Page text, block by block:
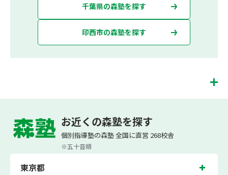
千葉県の森塾を探す
印西市の森塾を探す
ン中央校では、小学生は3科目（算数・英語・国語）[個別]とDOJO[集団]、中学生
は5科目（数学・英語・国語・理科・社会）、高校生は7科目（数学・英語・国語
[古典・現代文]・理科[物理・化学・生物・地学]・地理歴史・公民・小論文）を提
2学期以内に、学校の定期テスト（中間・期末テスト）で、必ず1回以上『60点未
お近くの森塾を探す
個別指導塾の森塾 全国に直営 268校舎
※五十音順
東京都